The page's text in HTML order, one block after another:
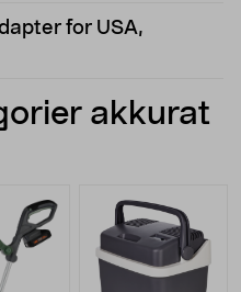
for USA,
akkurat